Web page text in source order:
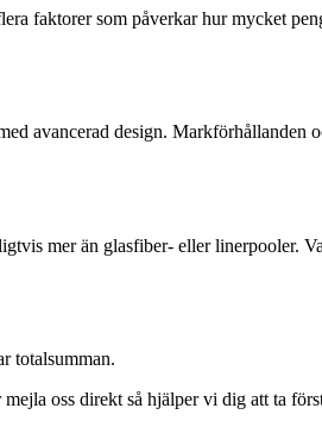
faktorer som påverkar hur mycket
avancerad design. Markförhållanden
mer än glasfiber- eller linerpooler.
totalsumman.
oss direkt så hjälper vi dig att ta